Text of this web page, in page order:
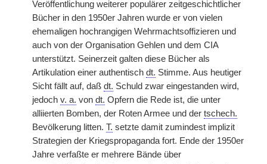
Veröffentlichung weiterer populärer zeitgeschichtlicher
Bücher in den 1950er Jahren wurde er von vielen
ehemaligen hochrangigen Wehrmachtsoffizieren und
auch von der Organisation Gehlen und dem CIA
unterstützt. Seinerzeit galten diese Bücher als
Artikulation einer authentisch dt. Stimme. Aus heutiger
Sicht fällt auf, daß dt. Schuld zwar eingestanden wird,
jedoch v. a. von dt. Opfern die Rede ist, die unter
alliierten Bomben, der Roten Armee und der tschech.
Bevölkerung litten. T. setzte damit zumindest implizit
Strategien der Kriegspropaganda fort. Ende der 1950er
Jahre verfaßte er mehrere Bände über